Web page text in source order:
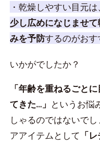
・乾燥しやすい目元
少し広めになじませ
みを予防するのがおす
いかがでしたか？
「年齢を重ねるごと
てきた...」 というお悩
しゃるのではないで
アアイテムとして 「